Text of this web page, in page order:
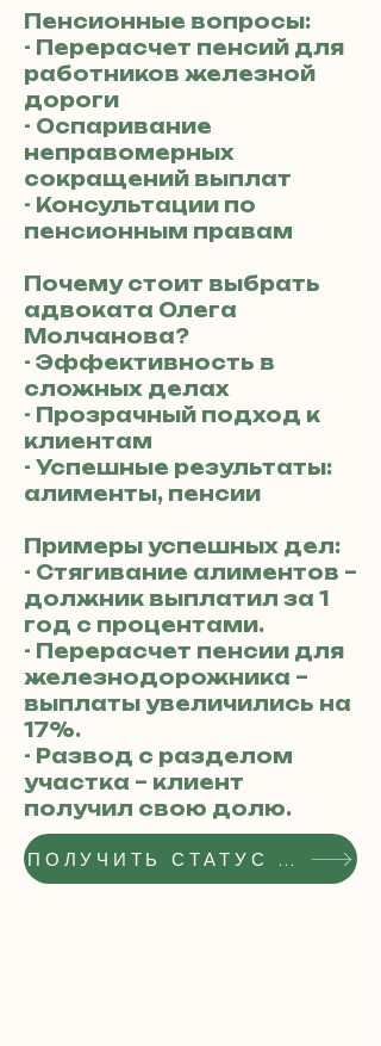
Пенсионные вопросы:
- Перерасчет пенсий для
работников железной
дороги
- Оспаривание
неправомерных
сокращений выплат
- Консультации по
пенсионным правам
Почему стоит выбрать
адвоката Олега
Молчанова?
- Эффективность в
сложных делах
- Прозрачный подход к
клиентам
- Успешные результаты:
алименты, пенсии
Примеры успешных дел:
- Стягивание алиментов –
должник выплатил за 1
год с процентами.
- Перерасчет пенсии для
железнодорожника –
выплаты увеличились на
17%.
- Развод с разделом
участка – клиент
получил свою долю.
ПОЛУЧИТЬ СТАТУС РЕКОМЕНДОВАННОГО АДВОКАТА